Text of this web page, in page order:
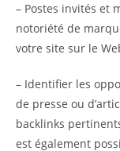
– Postes invités et
notoriété de
votre site sur le
– Identifier les
de presse ou
backlinks
est également